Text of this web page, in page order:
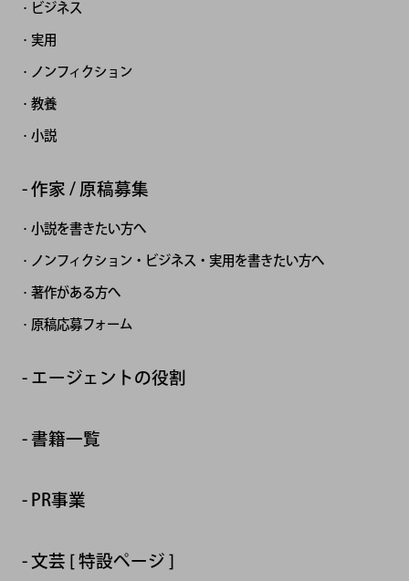
ビジネス
実用
ノンフィクション
教養
小説
作家 / 原稿募集
小説を書きたい方へ
ノンフィクション・ビジネス・実用を書きたい方へ
著作がある方へ
原稿応募フォーム
エージェントの役割
書籍一覧
PR事業
文芸 [ 特設ページ ]